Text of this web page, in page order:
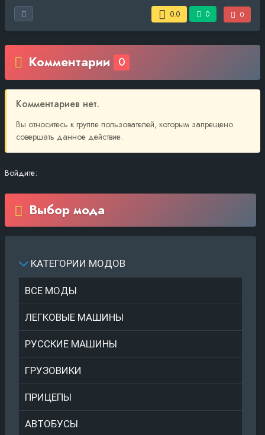
0.0 0 0
Комментарии 0
Комментариев нет.
Вы относитесь к группе пользователей, которым запрещено
совершать данное действие.
Войдите:
Выбор мода
КАТЕГОРИИ МОДОВ
ВСЕ МОДЫ
ЛЕГКОВЫЕ МАШИНЫ
РУССКИЕ МАШИНЫ
ГРУЗОВИКИ
ПРИЦЕПЫ
АВТОБУСЫ